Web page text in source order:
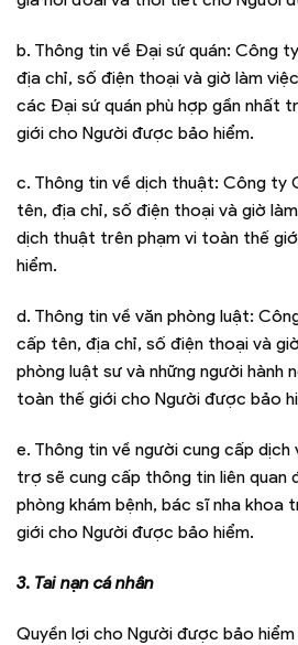
b. Thông tin về Đại sứ quán: Công
địa chỉ, số điện thoại và giờ làm
các Đại sứ quán phù hợp gần nhất
giới cho Người được bảo hiểm.
c. Thông tin về dịch thuật: Công ty
tên, địa chỉ, số điện thoại và giờ
dịch thuật trên phạm vi toàn thế
hiểm.
d. Thông tin về văn phòng luật:
cấp tên, địa chỉ, số điện thoại và
phòng luật sư và những người hành
toàn thế giới cho Người được bảo
e. Thông tin về người cung cấp
trợ sẽ cung cấp thông tin liên quan
phòng khám bệnh, bác sĩ nha khoa
giới cho Người được bảo hiểm.
3. Tai nạn cá nhân
Quyền lợi cho Người được bảo